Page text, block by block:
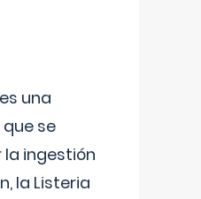
una
se
ingestión
la Listeria